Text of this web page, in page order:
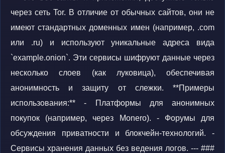
через сеть Tor. В отличие от обычных сайтов, они не
имеют стандартных доменных имен (например, .com
или .ru) и используют уникальные адреса вида
`example.onion`. Эти сервисы шифруют данные через
несколько слоев (как луковица), обеспечивая
анонимность и защиту от слежки. **Примеры
использования:** - Платформы для анонимных
покупок (например, через Monero). - Форумы для
обсуждения приватности и блокчейн-технологий. -
Сервисы хранения данных без ведения логов. --- ###